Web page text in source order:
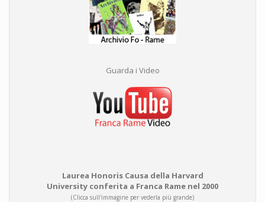
Guarda i Video
Laurea Honoris Causa della Harvard
University conferita a Franca Rame nel 2000
(Clicca sull'immagine per vederla più grande)